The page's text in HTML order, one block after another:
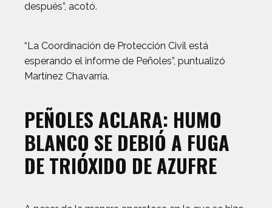
después”, acotó.
“La Coordinación de Protección Civil está
esperando el informe de Peñoles”, puntualizó
Martínez Chavarría.
PEÑOLES ACLARA: HUMO
BLANCO SE DEBIÓ A FUGA
DE TRIÓXIDO DE AZUFRE